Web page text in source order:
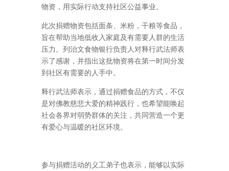
物资，用实际行动支持社区公益事业。
此次捐赠物资包括面条、米粉，干粮等食品，
旨在帮助当地低收入家庭及有需要人群的生活
压力。列治文食物银行负责人对释行武法师表
示了感谢，并指出这批物资将在第一时间分发
到社区有需要的人手中。
释行武法师表示，通过捐赠食品的方式，不仅
是对佛教慈悲大爱的精神践行，也希望能唤起
社会各界对弱势群体的关注，共同营造一个更
有爱心与温暖的社区环境。
参与捐赠活动的义工弟子也表示，能够以实际